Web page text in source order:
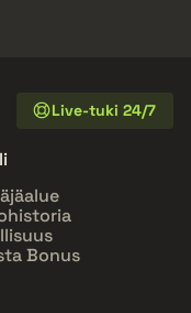
Live-tuki 24/7
Bonus